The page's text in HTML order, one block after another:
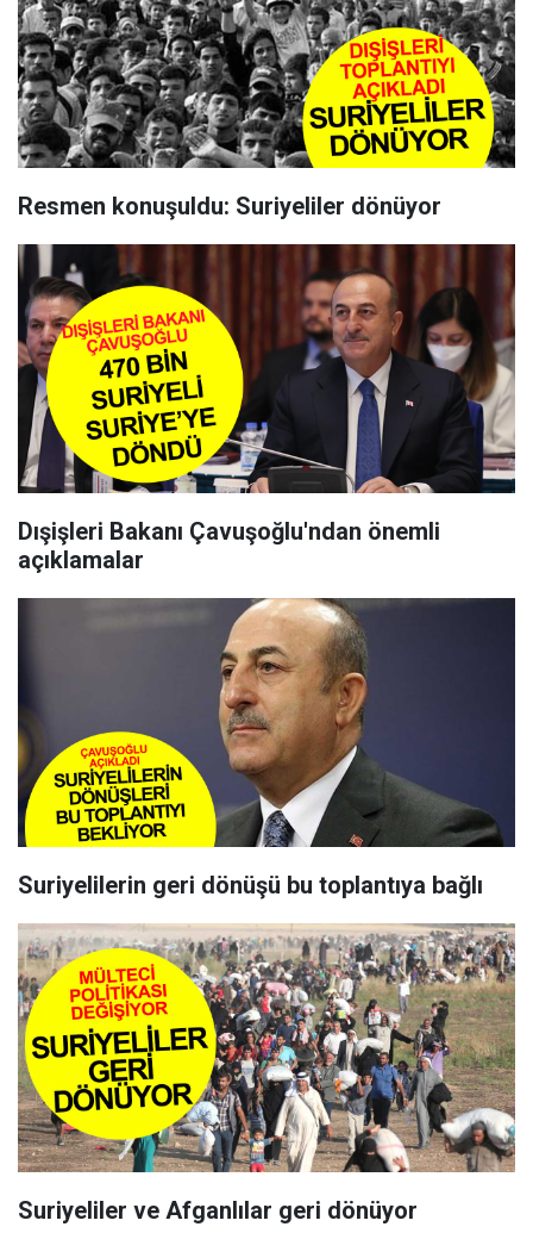
Resmen konuşuldu: Suriyeliler dönüyor
Dışişleri Bakanı Çavuşoğlu'ndan önemli
açıklamalar
Suriyelilerin geri dönüşü bu toplantıya bağlı
Suriyeliler ve Afganlılar geri dönüyor